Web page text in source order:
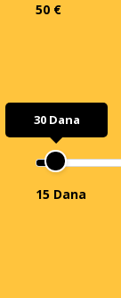
50 €
30 Dana
15 Dana